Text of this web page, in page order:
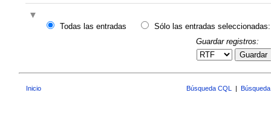
Todas las entradas
Sólo las entradas seleccionadas:
Guardar registros:
Guardar
Inicio Búsqueda CQL